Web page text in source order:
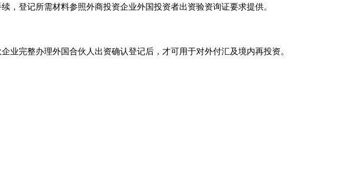
，登记所需材料参照外商投资企业外国投资者出资验资询证要求提供。
完整办理外国合伙人出资确认登记后，才可用于对外付汇及境内再投资。